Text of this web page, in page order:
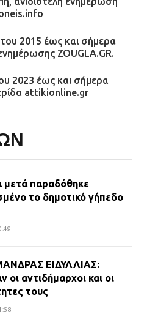
2015 έως και σήμερα
ZOUGLA.GR.
2023 έως και σήμερα
attikionline.gr
μετά παραδόθηκε
το δημοτικό γήπεδο
ΕΙΔΥΛΛΙΑΣ:
οι αντιδήμαρχοι και οι
τους